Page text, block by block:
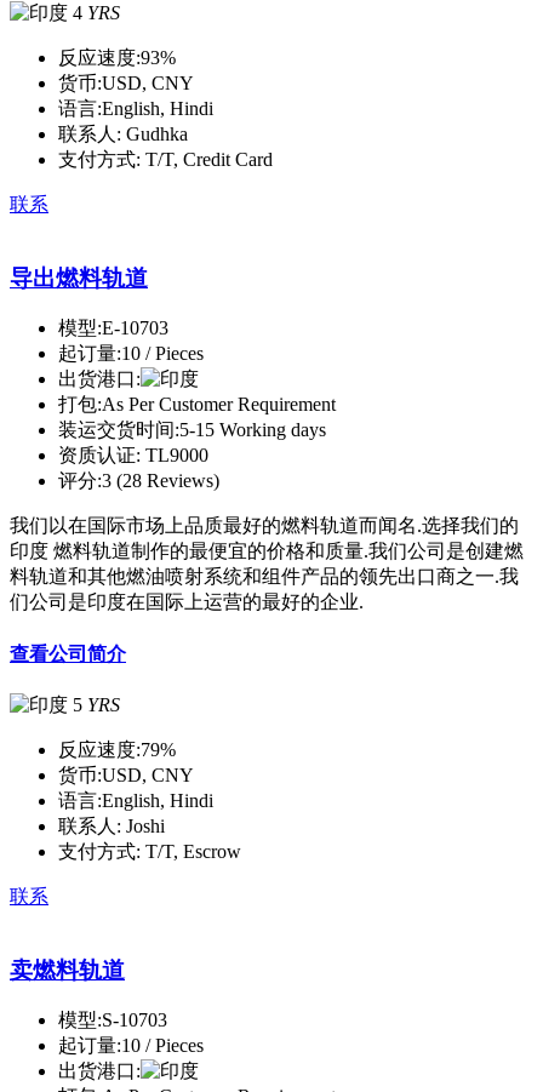
4 YRS
反应速度:93%
货币:USD, CNY
语言:English, Hindi
联系人: Gudhka
支付方式: T/T, Credit Card
联系
导出燃料轨道
模型:E-10703
起订量:10 / Pieces
出货港口:
打包:As Per Customer Requirement
装运交货时间:5-15 Working days
资质认证: TL9000
评分:3 (28 Reviews)
我们以在国际市场上品质最好的燃料轨道而闻名.选择我们的
印度 燃料轨道制作的最便宜的价格和质量.我们公司是创建燃
料轨道和其他燃油喷射系统和组件产品的领先出口商之一.我
们公司是印度在国际上运营的最好的企业.
查看公司简介
5 YRS
反应速度:79%
货币:USD, CNY
语言:English, Hindi
联系人: Joshi
支付方式: T/T, Escrow
联系
卖燃料轨道
模型:S-10703
起订量:10 / Pieces
出货港口: